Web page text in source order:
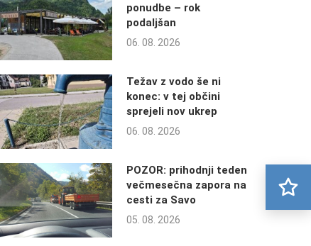
ponudbe – rok
podaljšan
06. 08. 2026
Težav z vodo še ni
konec: v tej občini
sprejeli nov ukrep
06. 08. 2026
POZOR: prihodnji teden
večmesečna zapora na
cesti za Savo
05. 08. 2026